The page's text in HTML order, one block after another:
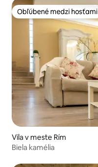
Obľúbené medzi hosťami
Obľúbené medzi hosťami
Vila v meste Rím
Biela kamélia